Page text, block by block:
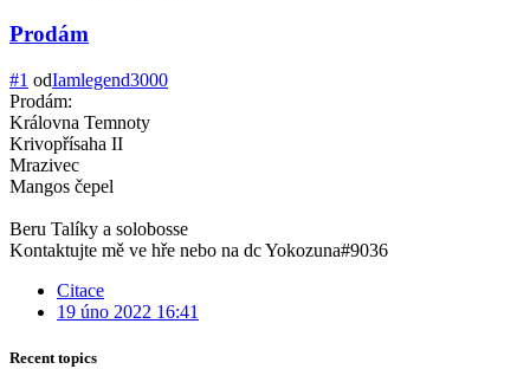
Prodám
#1 odIamlegend3000
Prodám:
Královna Temnoty
Krivopřísaha II
Mrazivec
Mangos čepel
Beru Talíky a solobosse
Kontaktujte mě ve hře nebo na dc Yokozuna#9036
Citace
19 úno 2022 16:41
Recent topics